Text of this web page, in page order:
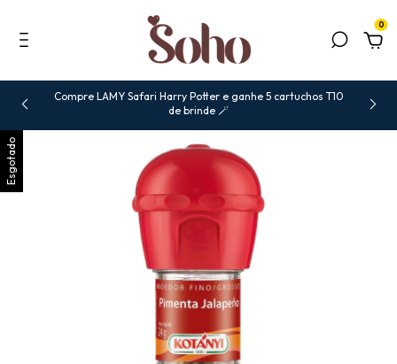
0
Compre LAMY Safari Harry Potter e ganhe 5 cartuchos T10
de brinde 🪄
Esgotado